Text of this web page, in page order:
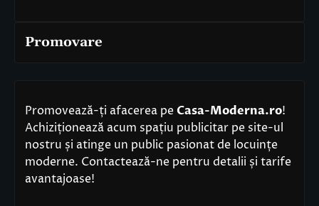
Promovare
Promovează-ți afacerea pe Casa-Moderna.ro!
Achiziționează acum spațiu publicitar pe site-ul
nostru și atinge un public pasionat de locuințe
moderne. Contactează-ne pentru detalii și tarife
avantajoase!